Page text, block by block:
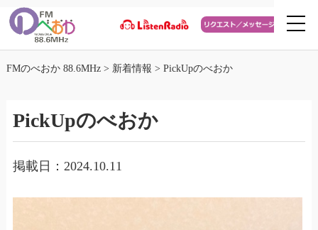
FMのべおか 88.6MHz> 新着情報 > PickUpのべおか
PickUpのべおか
掲載日：2024.10.11